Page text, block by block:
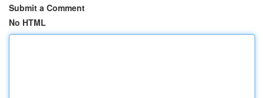
Submit a Comment
No HTML